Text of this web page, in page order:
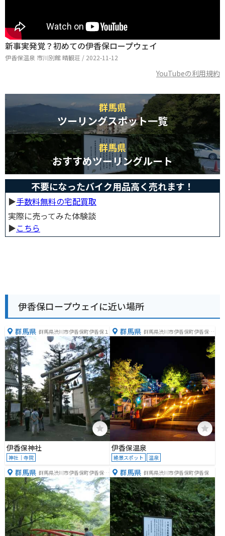
新事実発覚？初めての伊香保ロープウェイ
伊香保温泉 市川別館 晴観荘 / 2022-11-12
YouTubeの利用規約
群馬県
ツーリングスポット一覧
群馬県
おすすめツーリングルート
不要になったバイク用品高く売れます！
▶︎手数料無料の宅配買取
実際に売ってみた体験談
▶︎こちら
伊香保ロープウェイに近い場所
群馬県 群馬県渋川市伊香保町伊香保１
伊香保神社
神社｜寺院
群馬県 群馬県渋川市伊香保町伊香保７
伊香保温泉
絶景スポット 温泉
群馬県 群馬県渋川市伊香保町伊香保５
８６−２
群馬県 群馬県渋川市伊香保町伊香保